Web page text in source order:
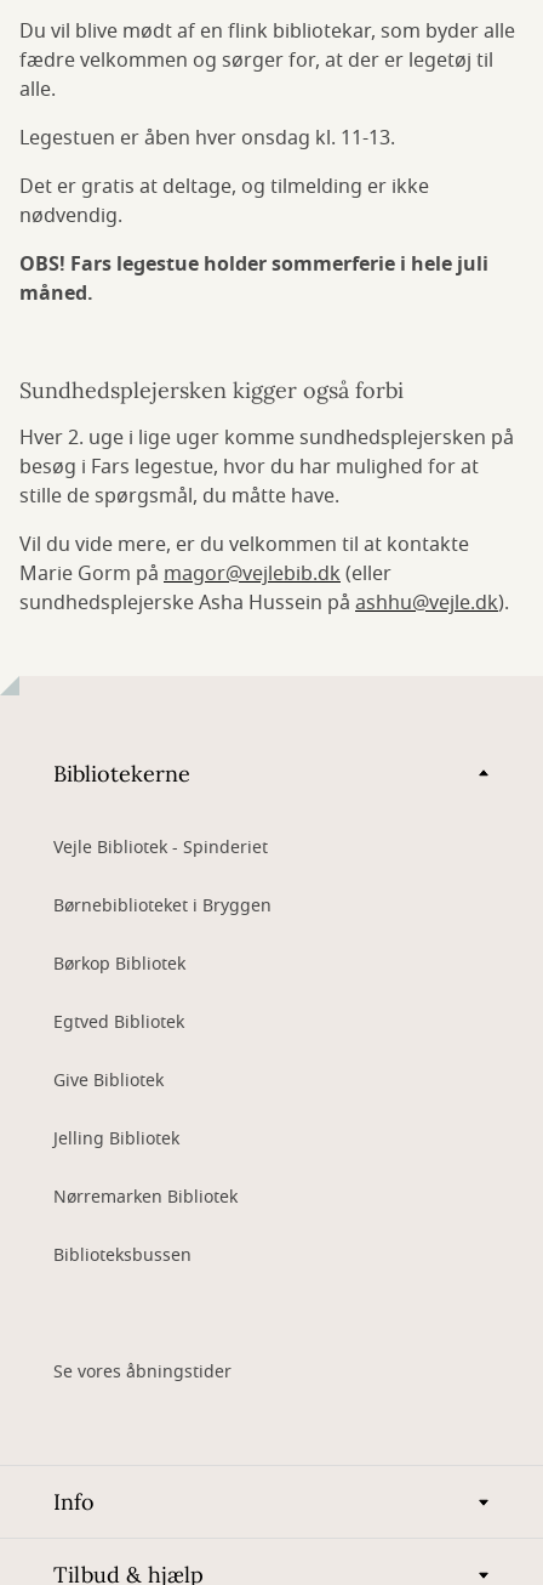
Du vil blive mødt af en flink bibliotekar, som byder alle
fædre velkommen og sørger for, at der er legetøj til
alle.
Legestuen er åben hver onsdag kl. 11-13.
Det er gratis at deltage, og tilmelding er ikke
nødvendig.
OBS! Fars legestue holder sommerferie i hele juli
måned.
Sundhedsplejersken kigger også forbi
Hver 2. uge i lige uger komme sundhedsplejersken på
besøg i Fars legestue, hvor du har mulighed for at
stille de spørgsmål, du måtte have.
Vil du vide mere, er du velkommen til at kontakte
Marie Gorm på magor@vejlebib.dk(eller
sundhedsplejerske Asha Hussein på ashhu@vejle.dk).
Bibliotekerne
Vejle Bibliotek - Spinderiet
Børnebiblioteket i Bryggen
Børkop Bibliotek
Egtved Bibliotek
Give Bibliotek
Jelling Bibliotek
Nørremarken Bibliotek
Biblioteksbussen
Se vores åbningstider
Info
Tilbud & hjælp